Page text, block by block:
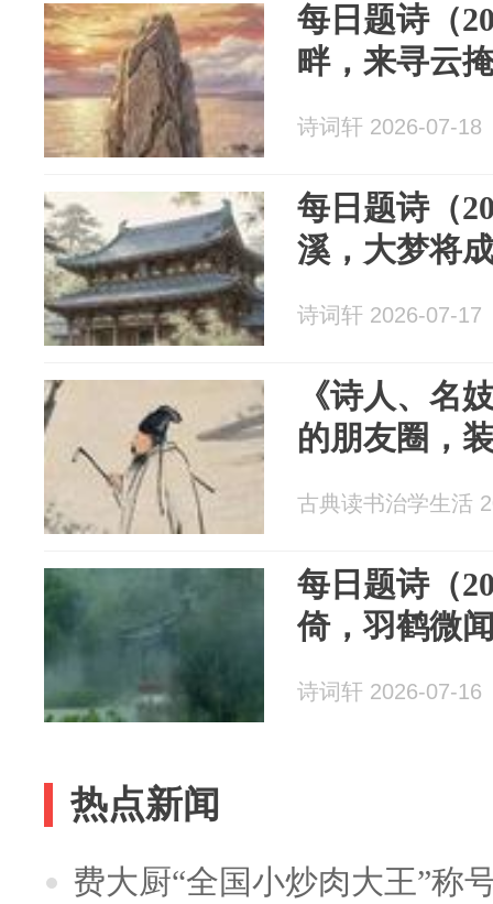
每日题诗（
畔，来寻云
诗词轩 2026-07-18
每日题诗（
溪，大梦将
诗词轩 2026-07-17
《诗人、
的朋友圈，
古典读书治学生活
每日题诗（
倚，羽鹤微
诗词轩 2026-07-16
热点新闻
费大厨“全国小炒肉大王”称